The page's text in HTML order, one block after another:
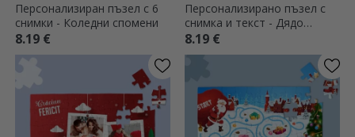
Персонализиран пъзел с 6
снимки - Коледни спомени
8.19 €
Персонализирано пъзел с
снимка и текст - Дядо
Коледа
8.19 €